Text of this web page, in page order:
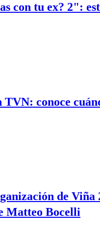
con tu ex? 2":
conoce
de Viña
Matteo Bocelli